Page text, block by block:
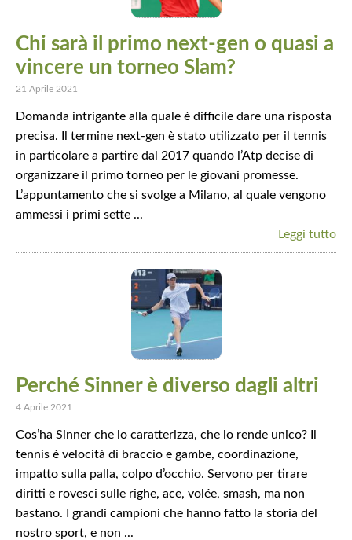
Chi sarà il primo next-gen o quasi a
vincere un torneo Slam?
21 Aprile 2021
Domanda intrigante alla quale è difficile dare una risposta
precisa. Il termine next-gen è stato utilizzato per il tennis
in particolare a partire dal 2017 quando l’Atp decise di
organizzare il primo torneo per le giovani promesse.
L’appuntamento che si svolge a Milano, al quale vengono
ammessi i primi sette ...
Leggi tutto
Perché Sinner è diverso dagli altri
4 Aprile 2021
Cos’ha Sinner che lo caratterizza, che lo rende unico? Il
tennis è velocità di braccio e gambe, coordinazione,
impatto sulla palla, colpo d’occhio. Servono per tirare
diritti e rovesci sulle righe, ace, volée, smash, ma non
bastano. I grandi campioni che hanno fatto la storia del
nostro sport, e non ...